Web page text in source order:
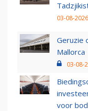
03-08-
Geruzie
Mallorca
03-08-
voor bod